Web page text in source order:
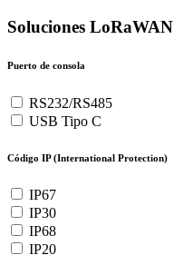
Soluciones LoRaWAN
Puerto de consola
RS232/RS485
USB Tipo C
Código IP (International Protection)
IP67
IP30
IP68
IP20